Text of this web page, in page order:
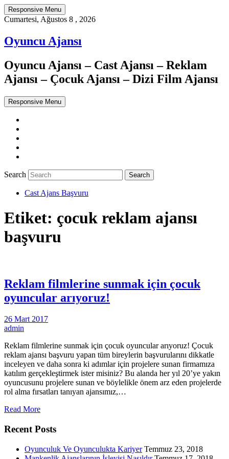
Responsive Menu
Cumartesi, Ağustos 8 , 2026
Oyuncu Ajansı
Oyuncu Ajansı – Cast Ajansı – Reklam
Ajansı – Çocuk Ajansı – Dizi Film Ajansı
Responsive Menu
Search
Cast Ajans Başvuru
Etiket: çocuk reklam ajansı
başvuru
Reklam filmlerine sunmak için çocuk
oyuncular arıyoruz!
26 Mart 2017
admin
Reklam filmlerine sunmak için çocuk oyuncular arıyoruz! Çocuk
reklam ajansı başvuru yapan tüm bireylerin başvurularını dikkatle
inceleyen ve daha sonra ki adımlar için projelere sunan firmamıza
katılım gerçekleştirmek ister misiniz? Bu alanda her yıl 20’ye yakın
oyuncusunu projelere sunan ve böylelikle önem arz eden projelerde
rol alma fırsatları tanıyan ajansımız,…
Read More
Recent Posts
Oyunculuk Ve Oyunculukta Kariyer Temmuz 23, 2018